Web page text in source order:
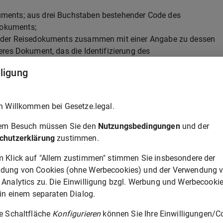
aus drei Buchstaben bestehender Code des
Reisedokuments zusammen mit einer Angabe zu dessen
Dokument, das die Identifizierung des
zusammen mit einer Angabe zu dessen Echtheit;
an dem die betreffende Person das Hoheitsgebiet der
wurde;
1;
Rückkehr und Wiedereingliederung gewährt wurde;
der Verordnung (EU) 2024/1356 genannten Überprüfung eine
wenn einer der folgenden Umstände zutrifft:
betreffende Person an einer Straftat im Sinne der Richtlinie
betreffende Person an einer Straftat im Sinne von Artikel 2
584/JI beteiligt ist.
Willkommen bei Gesetze.legal.
Besuch müssen Sie den Nutzungsbedingungenund der
zustimmen.
Klick auf "Allem zustimmen" stimmen Sie insbesondere der
von Cookies (ohne Werbecookies) und der Verwendung
Analytics zu. Die Einwilligung bzgl. Werbung und
einem separaten Dialog.
Schaltfläche Konfigurierenkönnen Sie Ihre Einwilligungen/